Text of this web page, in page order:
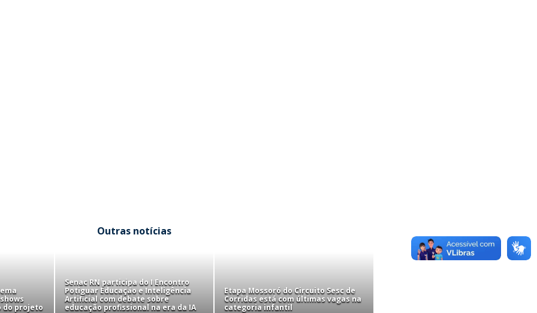
Outras notícias
do projeto
Senac RN participa do I Encontro
Potiguar Educação e Inteligência
Artificial com debate sobre
educação profissional na era da IA
Etapa Mossoró do Circuito Sesc de
Corridas está com últimas vagas na
categoria infantil